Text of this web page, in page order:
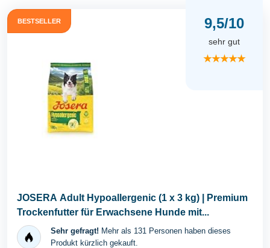
BESTSELLER 9,5/10
sehr gut
★★★★★
JOSERA Adult Hypoallergenic (1 x 3 kg) | Premium
Trockenfutter für Erwachsene Hunde mit...
Sehr gefragt! Mehr als 131 Personen haben dieses
Produkt kürzlich gekauft.